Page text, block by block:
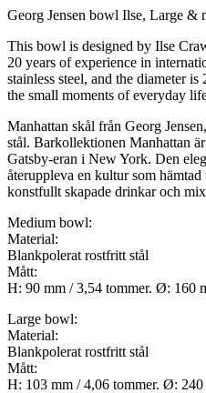
Georg Jensen bowl Ilse, Large &
This bowl is designed by Ilse
20 years of experience in
stainless steel, and the diameter
the small moments of everyday
Manhattan skål från Georg
stål. Barkollektionen Manhattan
Gatsby-eran i New York. Den
återuppleva en kultur som
konstfullt skapade drinkar och
Medium bowl:
Material:
Blankpolerat rostfritt stål
Mått:
H: 90 mm / 3,54 tommer. Ø: 160
Large bowl:
Material:
Blankpolerat rostfritt stål
Mått:
H: 103 mm / 4,06 tommer. Ø: 240